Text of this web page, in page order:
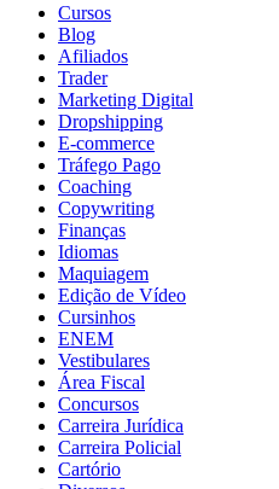
Cursos
Blog
Afiliados
Trader
Marketing Digital
Dropshipping
E-commerce
Tráfego Pago
Coaching
Copywriting
Finanças
Idiomas
Maquiagem
Edição de Vídeo
Cursinhos
ENEM
Vestibulares
Área Fiscal
Concursos
Carreira Jurídica
Carreira Policial
Cartório